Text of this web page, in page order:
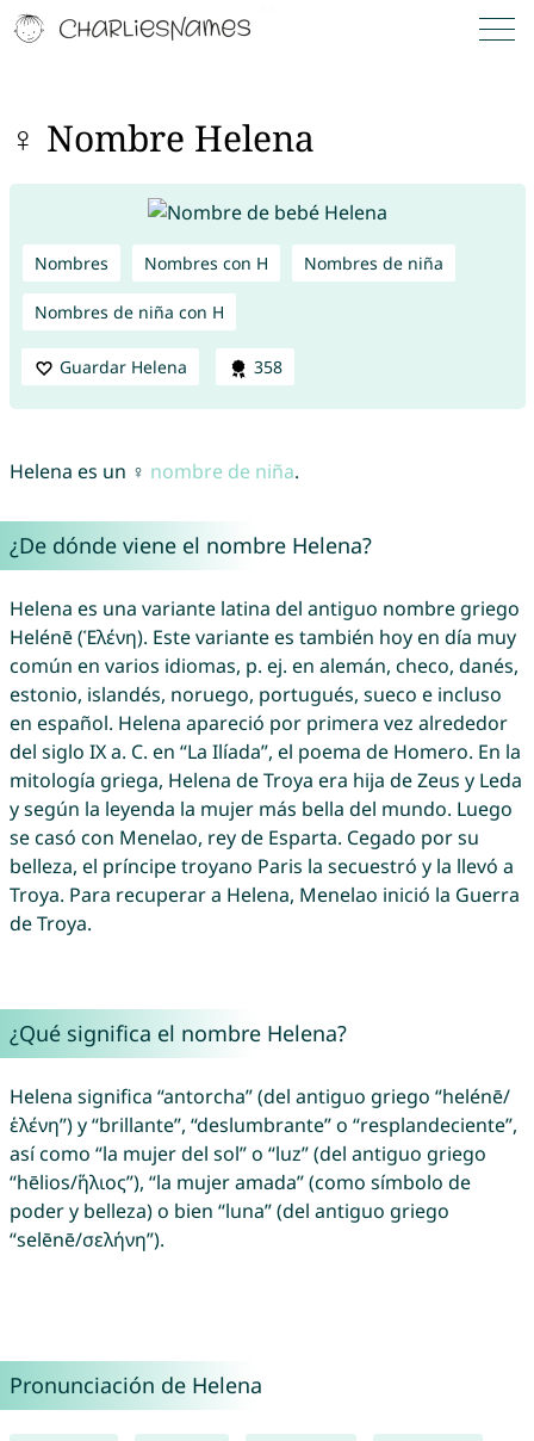
♀ Nombre Helena
Nombres Nombres con H Nombres de niña
Nombres de niña con H
Guardar Helena 358
Helena es un ♀ nombre de niña.
¿De dónde viene el nombre Helena?
Helena es una variante latina del antiguo nombre griego
Helénē (Ἑλένη). Este variante es también hoy en día muy
común en varios idiomas, p. ej. en alemán, checo, danés,
estonio, islandés, noruego, portugués, sueco e incluso
en español. Helena apareció por primera vez alrededor
del siglo IX a. C. en “La Ilíada”, el poema de Homero. En la
mitología griega, Helena de Troya era hija de Zeus y Leda
y según la leyenda la mujer más bella del mundo. Luego
se casó con Menelao, rey de Esparta. Cegado por su
belleza, el príncipe troyano Paris la secuestró y la llevó a
Troya. Para recuperar a Helena, Menelao inició la Guerra
de Troya.
¿Qué significa el nombre Helena?
Helena significa “antorcha” (del antiguo griego “helénē/
ἑλένη”) y “brillante”, “deslumbrante” o “resplandeciente”,
así como “la mujer del sol” o “luz” (del antiguo griego
“hēlios/ἥλιος”), “la mujer amada” (como símbolo de
poder y belleza) o bien “luna” (del antiguo griego
“selēnē/σελήνη”).
Pronunciación de Helena